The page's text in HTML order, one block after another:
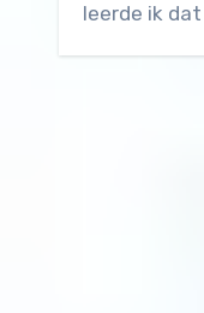
leerde ik